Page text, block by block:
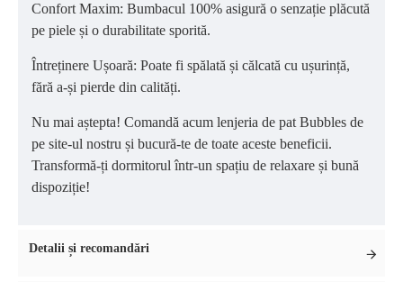
Confort Maxim: Bumbacul 100% asigură o senzație plăcută
pe piele și o durabilitate sporită.
Întreținere Ușoară: Poate fi spălată și călcată cu ușurință,
fără a-și pierde din calități.
Nu mai aștepta! Comandă acum lenjeria de pat Bubbles de
pe site-ul nostru și bucură-te de toate aceste beneficii.
Transformă-ți dormitorul într-un spațiu de relaxare și bună
dispoziție!
Detalii și recomandări